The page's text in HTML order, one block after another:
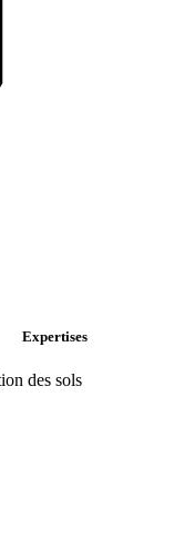
Expertises
des sols